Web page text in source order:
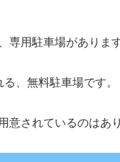
専用駐車場があります
、無料駐車場です。
意されているのはあ